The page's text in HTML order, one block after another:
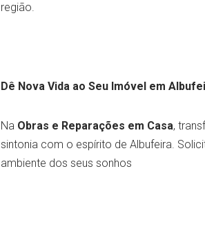
região.
Dê Nova Vida ao Seu Imóvel em
Na Obras e Reparações em Casa,
sintonia com o espírito de Albufeira.
ambiente dos seus sonhos